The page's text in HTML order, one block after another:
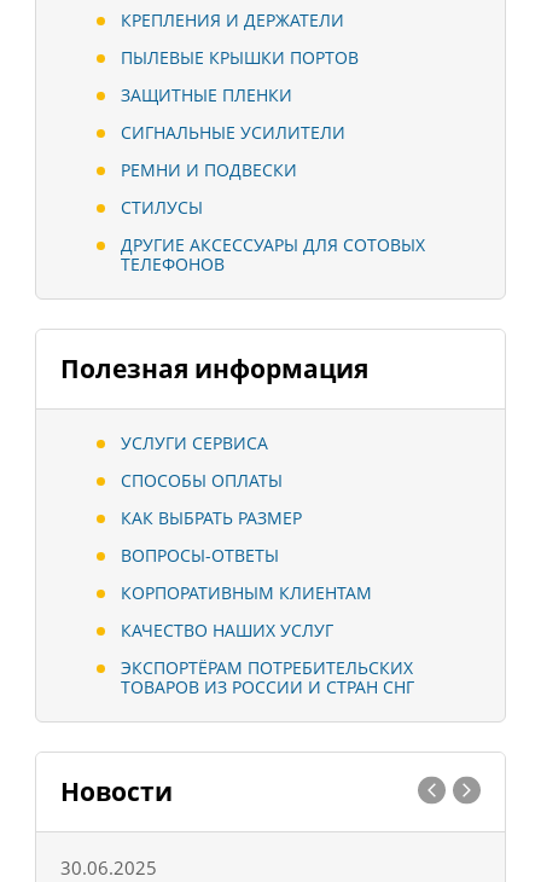
КРЕПЛЕНИЯ И ДЕРЖАТЕЛИ
ПЫЛЕВЫЕ КРЫШКИ ПОРТОВ
ЗАЩИТНЫЕ ПЛЕНКИ
СИГНАЛЬНЫЕ УСИЛИТЕЛИ
РЕМНИ И ПОДВЕСКИ
СТИЛУСЫ
ДРУГИЕ АКСЕССУАРЫ ДЛЯ СОТОВЫХ
ТЕЛЕФОНОВ
Полезная информация
УСЛУГИ СЕРВИСА
СПОСОБЫ ОПЛАТЫ
КАК ВЫБРАТЬ РАЗМЕР
ВОПРОСЫ-ОТВЕТЫ
КОРПОРАТИВНЫМ КЛИЕНТАМ
КАЧЕСТВО НАШИХ УСЛУГ
ЭКСПОРТЁРАМ ПОТРЕБИТЕЛЬСКИХ
ТОВАРОВ ИЗ РОССИИ И СТРАН СНГ
Новости
30.06.2025